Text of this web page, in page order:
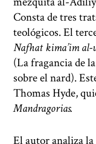
Consta de tres
teológicos. El
Nafhat kima’im
(La fragancia de
sobre el nard).
Thomas Hyde,
Mandragorias.
El autor analiza